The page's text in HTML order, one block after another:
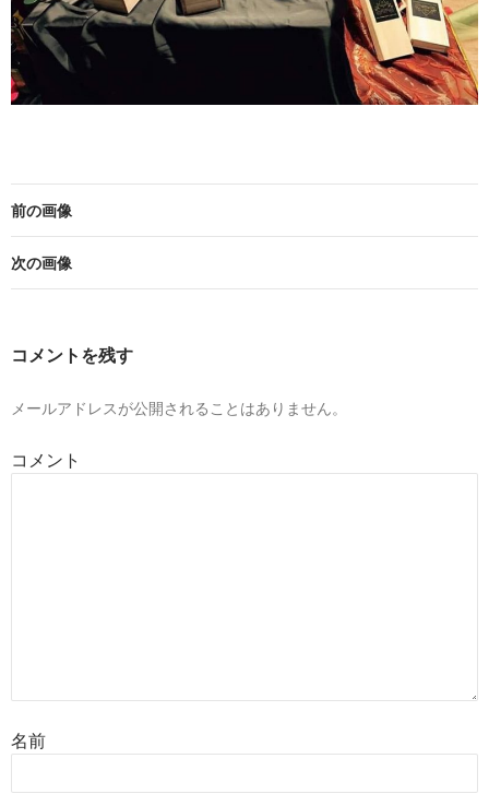
前の画像
次の画像
コメントを残す
メールアドレスが公開されることはありません。
コメント
名前